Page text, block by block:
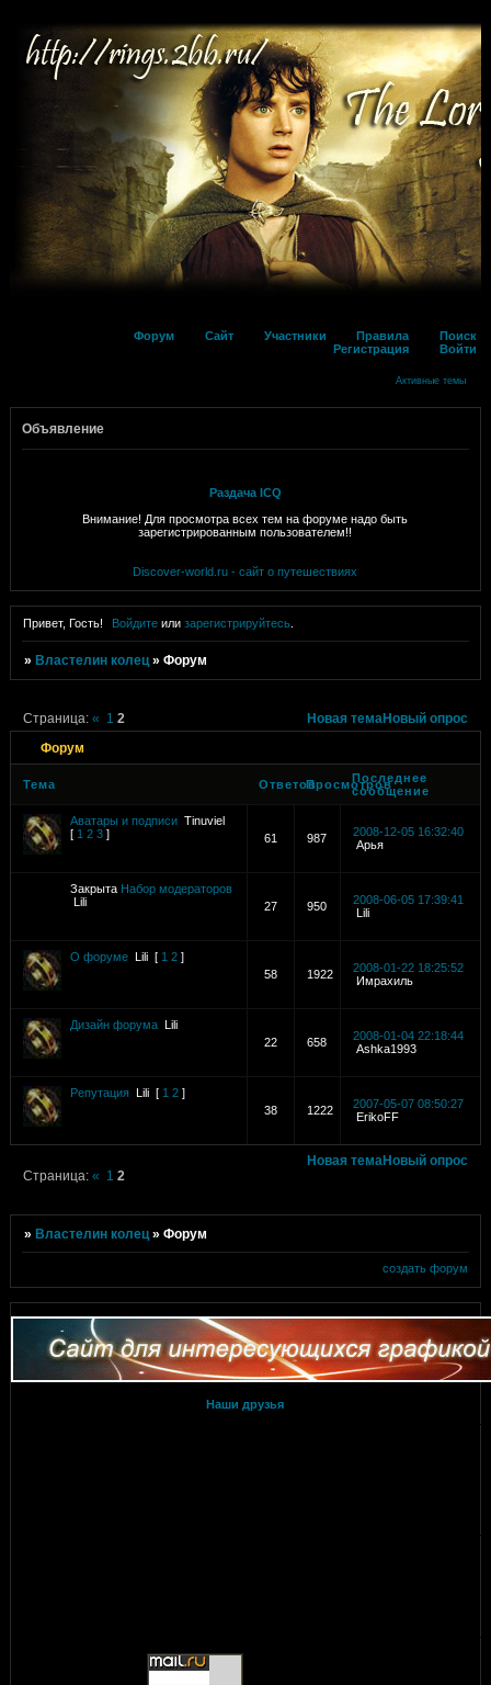
Форум Сайт Участники Правила
Поиск
Регистрация
Войти
Активные темы
Объявление
Раздача ICQ
Внимание! Для просмотра всех тем на форуме надо быть
зарегистрированным пользователем!!
Discover-world.ru - сайт о путешествиях
Привет, Гость! Войдите илизарегистрируйтесь
» Властелин колец »Форум
Форум
Страница:« 1 2 Новая темаНовый опрос
Тема ОтветовПросмотровПоследнее
сообщение
Аватары и подписи Tinuviel
[ 1 2 3 ] 61 987
2008-12-05 16:32:40
Арья
Закрыта Набор модераторов
Lili
27 950
2008-06-05 17:39:41
Lili
О форуме Lili [ 1 2 ]
58
1922
2008-01-22 18:25:52
Имрахиль
Дизайн форума
Lili
22
658
2008-01-04 22:18:44
Ashka1993
Репутация Lili [ 1 2 ]
38
1222
2007-05-07 08:50:27
ErikoFF
Новая темаНовый опрос
Страница:« 1 2
»Властелин колец »Форум
создать форум
Наши друзья